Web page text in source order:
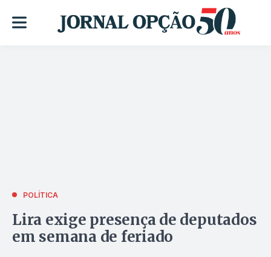
POLÍTICA
Lira exige presença de deputados
em semana de feriado